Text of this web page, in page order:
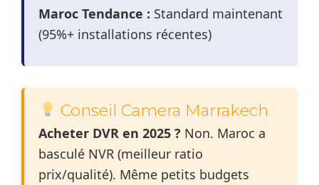
Maroc Tendance : Standard maintenant
(95%+ installations récentes)
Conseil Camera Marrakech
Acheter DVR en 2025 ? Non. Maroc a
basculé NVR (meilleur ratio
prix/qualité). Même petits budgets